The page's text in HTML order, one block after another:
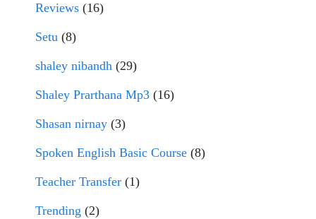
Reviews (16)
Setu (8)
shaley nibandh (29)
Shaley Prarthana Mp3 (16)
Shasan nirnay (3)
Spoken English Basic Course (8)
Teacher Transfer (1)
Trending (2)